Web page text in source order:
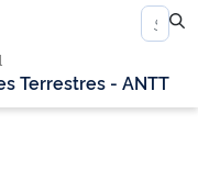
Terrestres - ANTT